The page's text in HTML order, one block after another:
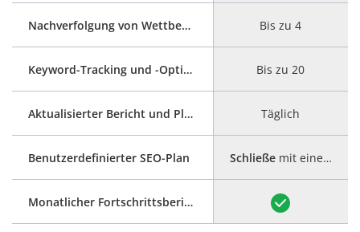
Nachverfolgung von Wettbewerbern
Keyword-Tracking und -Optimierung
Aktualisierter Bericht und Plan
Benutzerdefinierter SEO-Plan
Monatlicher Fortschrittsbericht
Bis zu 4
Bis zu 20
Täglich
Schließemit einer schrittweisen Anleitung ab